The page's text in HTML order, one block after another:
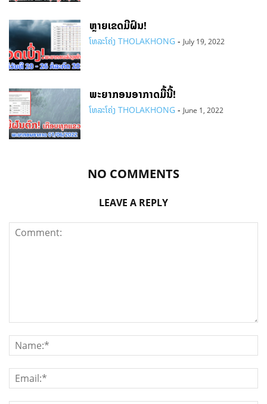
ຫຼາຍເຂດມີຝົນ!
ໂທລະໂຄ່ງ THOLAKHONG - July 19, 2022
ພະຍາກອນອາກາດມື້ນີ້!
ໂທລະໂຄ່ງ THOLAKHONG - June 1, 2022
NO COMMENTS
LEAVE A REPLY